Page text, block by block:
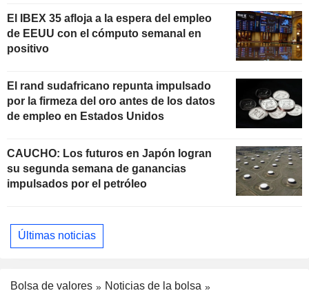
El IBEX 35 afloja a la espera del empleo
de EEUU con el cómputo semanal en
positivo
El rand sudafricano repunta impulsado
por la firmeza del oro antes de los datos
de empleo en Estados Unidos
CAUCHO: Los futuros en Japón logran
su segunda semana de ganancias
impulsados por el petróleo
Últimas noticias
Bolsa de valores
Noticias de la bolsa